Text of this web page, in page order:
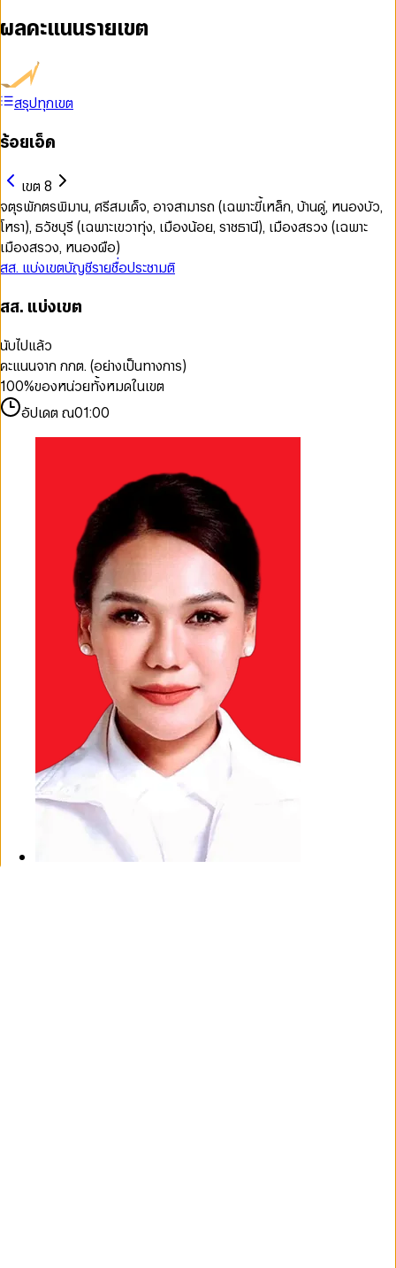
ผลคะแนนรายเขต
สรุปทุกเขต
ร้อยเอ็ด
เขต 8
จตุรพักตรพิมาน, ศรีสมเด็จ, อาจสามารถ (เฉพาะขี้เหล็ก, บ้านดู่, หนองบัว,
โหรา), ธวัชบุรี (เฉพาะเขวาทุ่ง, เมืองน้อย, ราชธานี), เมืองสรวง (เฉพาะ
เมืองสรวง, หนองผือ)
สส. แบ่งเขตบัญชีรายชื่อประชามติ
สส. แบ่งเขต
นับไปแล้ว
คะแนนจาก กกต. (อย่างเป็นทางการ)
100%ของหน่วยทั้งหมดในเขต
อัปเดต ณ01:00